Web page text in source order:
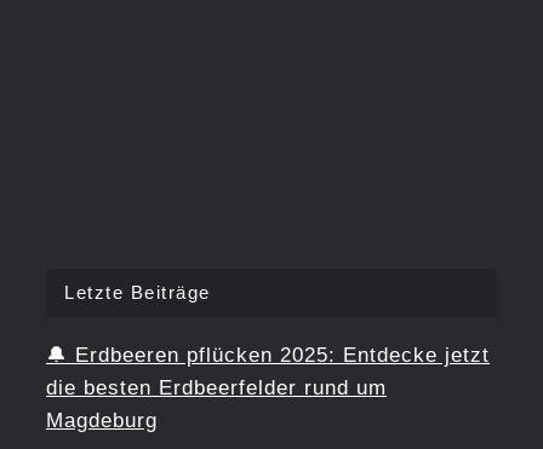
Letzte Beiträge
🔔
Erdbeeren pflücken 2025: Entdecke jetzt
die besten Erdbeerfelder rund um
Magdeburg